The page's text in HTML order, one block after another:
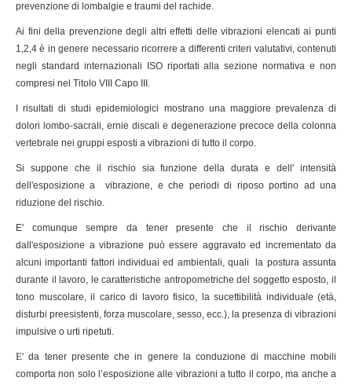
prevenzione di lombalgie e traumi del rachide.
Ai fini della prevenzione degli altri effetti delle vibrazioni elencati ai punti
1,2,4 è in genere necessario ricorrere a differenti criteri valutativi, contenuti
negli standard internazionali ISO riportati alla sezione normativa e non
compresi nel Titolo VIII Capo III.
I risultati di studi epidemiologici mostrano una maggiore prevalenza di
dolori lombo-sacrali, ernie discali e degenerazione precoce della colonna
vertebrale nei gruppi esposti a vibrazioni di tutto il corpo.
Si suppone che il rischio sia funzione della durata e dell' intensità
dell'esposizione a vibrazione, e che periodi di riposo portino ad una
riduzione del rischio.
E' comunque sempre da tener presente che il rischio derivante
dall'esposizione a vibrazione può essere aggravato ed incrementato da
alcuni importanti fattori individuai ed ambientali, quali la postura assunta
durante il lavoro, le caratteristiche antropometriche del soggetto esposto, il
tono muscolare, il carico di lavoro fisico, la sucettibilità individuale (età,
disturbi preesistenti, forza muscolare, sesso, ecc.), la presenza di vibrazioni
impulsive o urti ripetuti.
E' da tener presente che in genere la conduzione di macchine mobili
comporta non solo l’esposizione alle vibrazioni a tutto il corpo, ma anche a